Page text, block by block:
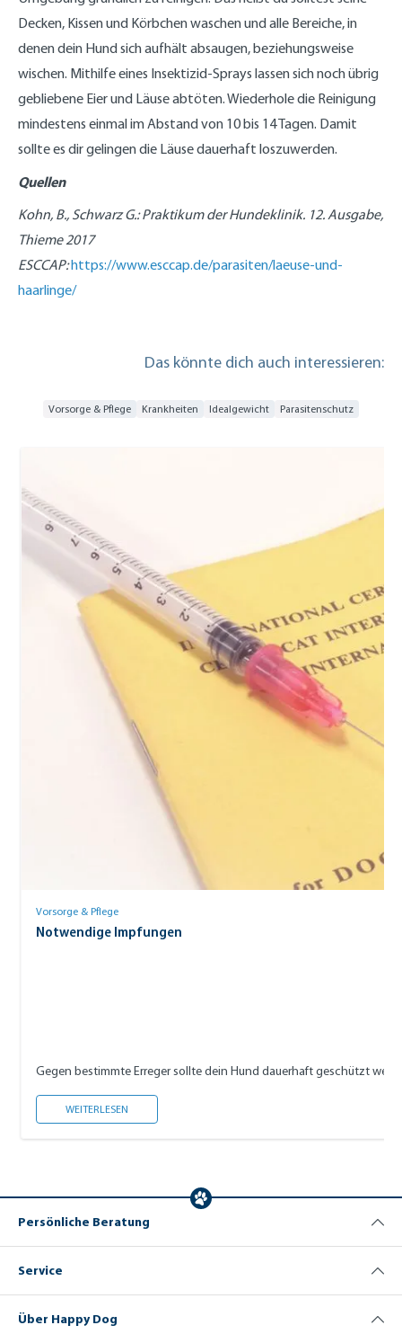
Decken, Kissen und Körbchen waschen und alle Bereiche, in
denen dein Hund sich aufhält absaugen, beziehungsweise
wischen. Mithilfe eines Insektizid-Sprays lassen sich noch übrig
gebliebene Eier und Läuse abtöten. Wiederhole die Reinigung
mindestens einmal im Abstand von 10 bis 14 Tagen. Damit
sollte es dir gelingen die Läuse dauerhaft loszuwerden.
Quellen
Kohn, B., Schwarz G.: Praktikum der Hundeklinik. 12. Ausgabe,
Thieme 2017
ESCCAP:https://www.esccap.de/parasiten/laeuse-und-
haarlinge/
Das könnte dich auch interessieren:
Vorsorge & Pflege Krankheiten Idealgewicht Parasitenschutz
Vorsorge & Pflege
Notwendige Impfungen
Gegen bestimmte Erreger sollte dein Hund dauerhaft geschützt
WEITERLESEN
Persönliche Beratung
Service
Über Happy Dog